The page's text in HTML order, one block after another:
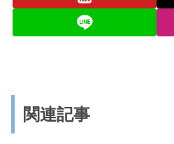
関連記事